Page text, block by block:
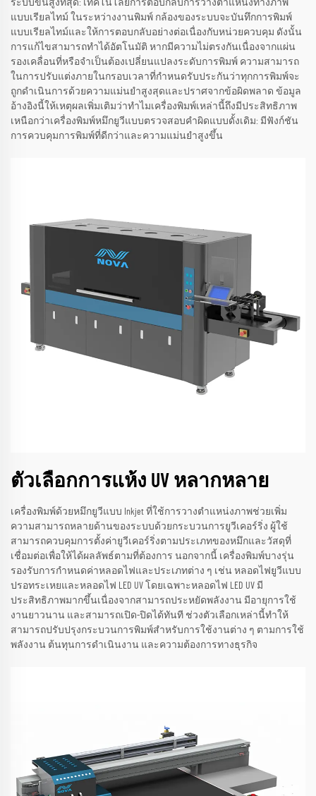
ระบบขั้นสูงที่สุด: เทคโนโลยีการตอบกลับการวางตำแหน่งทางภาพ
แบบเรียลไทม์ ในระหว่างงานพิมพ์ กล้องของระบบจะบันทึกการพิมพ์
แบบเรียลไทม์และให้การตอบกลับอย่างต่อเนื่องกับหน่วยควบคุม ดังนั้น
การแก้ไขสามารถทำได้อัตโนมัติ หากมีความไม่ตรงกันเนื่องจากแผ่น
รองเคลื่อนที่หรือจำเป็นต้องเปลี่ยนแปลงระดับการพิมพ์ ความสามารถ
ในการปรับแต่งภายในกรอบเวลาที่กำหนดรับประกันว่าทุกการพิมพ์จะ
ถูกดำเนินการด้วยความแม่นยำสูงสุดและปราศจากข้อผิดพลาด ข้อมูล
อ้างอิงนี้ให้เหตุผลเพิ่มเติมว่าทำไมเครื่องพิมพ์เหล่านี้ถึงมีประสิทธิภาพ
เหนือกว่าเครื่องพิมพ์หมึกยูวีแบบตรวจสอบคำผิดแบบดั้งเดิม: มีฟังก์ชัน
การควบคุมการพิมพ์ที่ดีกว่าและความแม่นยำสูงขึ้น
ตัวเลือกการแห้ง UV หลากหลาย
เครื่องพิมพ์ด้วยหมึกยูวีแบบ Inkjet ที่ใช้การวางตำแหน่งภาพช่วยเพิ่ม
ความสามารถหลายด้านของระบบด้วยกระบวนการยูวีเคอร์ริ่ง ผู้ใช้
สามารถควบคุมการตั้งค่ายูวีเคอร์ริ่งตามประเภทของหมึกและวัสดุที่
เชื่อมต่อเพื่อให้ได้ผลลัพธ์ตามที่ต้องการ นอกจากนี้ เครื่องพิมพ์บางรุ่น
รองรับการกำหนดค่าหลอดไฟและประเภทต่าง ๆ เช่น หลอดไฟยูวีแบบ
ปรอทระเหยและหลอดไฟ LED UV โดยเฉพาะหลอดไฟ LED UV มี
ประสิทธิภาพมากขึ้นเนื่องจากสามารถประหยัดพลังงาน มีอายุการใช้
งานยาวนาน และสามารถเปิด-ปิดได้ทันที ช่วงตัวเลือกเหล่านี้ทำให้
สามารถปรับปรุงกระบวนการพิมพ์สำหรับการใช้งานต่าง ๆ ตามการใช้
พลังงาน ต้นทุนการดำเนินงาน และความต้องการทางธุรกิจ